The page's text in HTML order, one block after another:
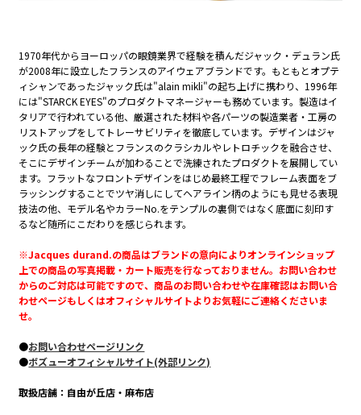
1970年代からヨーロッパの眼鏡業界で経験を積んだジャック・デュラン氏
が2008年に設立したフランスのアイウェアブランドです。もともとオプテ
ィシャンであったジャック氏は"alain mikli"の起ち上げに携わり、1996年
には"STARCK EYES"のプロダクトマネージャーも務めています。製造はイ
タリアで行われている他、厳選された材料や各パーツの製造業者・工房の
リストアップをしてトレーサビリティを徹底しています。デザインはジャ
ック氏の長年の経験とフランスのクラシカルやレトロチックを融合させ、
そこにデザインチームが加わることで洗練されたプロダクトを展開してい
ます。フラットなフロントデザインをはじめ最終工程でフレーム表面をブ
ラッシングすることでツヤ消しにしてヘアライン柄のようにも見せる表現
技法の他、モデル名やカラーNo.をテンプルの裏側ではなく底面に刻印す
るなど随所にこだわりを感じられます。
※Jacques durand.の商品はブランドの意向によりオンラインショップ
上での商品の写真掲載・カート販売を行なっておりません。お問い合わせ
からのご対応は可能ですので、商品のお問い合わせや在庫確認はお問い合
わせページもしくはオフィシャルサイトよりお気軽にご連絡くださいま
せ。
●お問い合わせページリンク
●ボズューオフィシャルサイト(外部リンク)
取扱店舗：自由が丘店・麻布店